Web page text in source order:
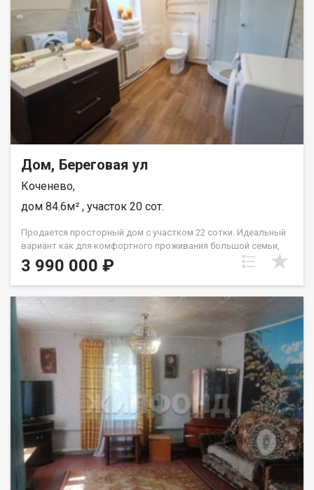
Гараж для 2-х машин. Есть место для хранения (хоз.блок).
Участок по периметру огорожен. Во дворе тротуарная
плитка. Документы в полном порядке! Один взрослый
собственник! ЧИСТАЯ ПРОДАЖА! Подходит под любые
формы расчета. Полное юридическое сопровождение, от
первого звонка, до получения ключей! Помогу получить
кредитное решение ПОЛОЖИТЕЛЬНОЕ! Приглашаем на
просмотр. Дополнительно оплачивается комиссия с
покупателя. Возможен обмен на вашу недвижимость.
Возможна продажа в рассрочку. При звонке, пожалуйста,
сообщите номер варианта - JV080541107800.
Дом, Береговая ул
Коченево,
дом 84.6м² , участок 20 сот.
Продается просторный дом с участком 22 сотки. Идеальный
вариант как для комфортного проживания большой семьи,
так и для инвесторов (участок позволяет разделить его на
два отдельных домовладения). В доме чисто и уютно и тепло.
Для любителей рыбалки и летнего отдыха большое озеро в
двух минутах ходьбы. ? О доме и коммуникациях: Отопление:
Магистральный газ (экономично и тепло круглый год).
Водоснабжение: Свой оборудованный колодец с насосной
станцией (вода в доме: туалет, душ). Есть техническая
возможность подключения к центральному водопроводу,
проходящему по границе участка. Канализация: Автономный
септик (обслуживание налажено). Связь: Проводной интернет
Ростелеком (стабильная скорость). Комфорт: Все удобства в
доме. Мусор вывозится по договору 2 раза в неделю прямо
от ворот. ? Участок и постройки: Площадь: 22 сотки. Участок
сухой, высокий, правильной формы. Дополнительные
строения: Утепленный каркасный домик на сваях (идеален как
летняя кухня, гостевой дом или мастерская). Уютная беседка,
увитая виноградом. Каркас бани из бревна (под
восстановление) Бонус для нового владельца: На участке
3 990 000 ₽